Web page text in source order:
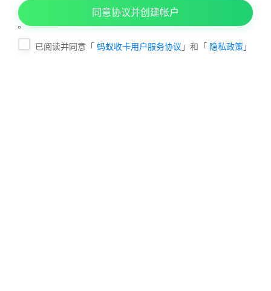
同意协议并创建帐户
已阅读并同意「 蚂蚁收卡用户服务协议 」和「 隐私政策」